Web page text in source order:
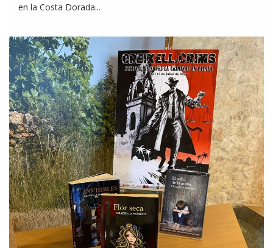
en la Costa Dorada...